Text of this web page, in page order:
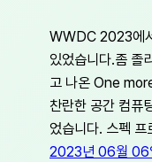
WWDC 2023에
있었습니다.좀 졸
고 나온 One
찬란한 공간 컴퓨
었습니다. 스펙
2023년 06월 06